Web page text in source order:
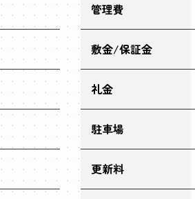
管理費
敷金/保証金
礼金
駐車場
更新料